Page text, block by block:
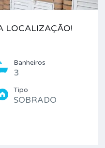
LOCALIZAÇÃO!
Banheiros
3
Tipo
SOBRADO